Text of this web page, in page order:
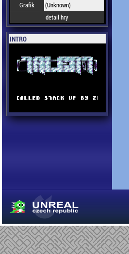
Grafik
(Unknown)
detail hry
INTRO